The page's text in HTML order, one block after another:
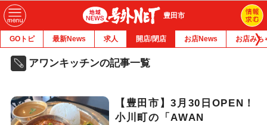
豊田市
GOトピ 最新News 求人 開店/閉店 お店News お店みち
アワンキッチンの記事一覧
【豊田市】3月30日OPEN！
小川町の「AWAN